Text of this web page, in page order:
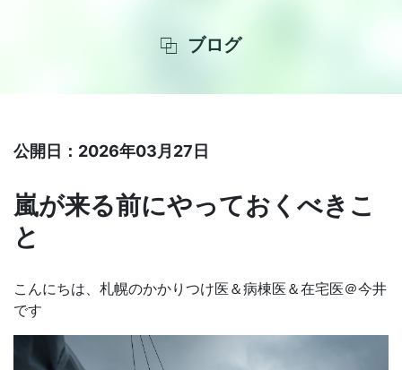
ブログ
公開日：2026年03月27日
嵐が来る前にやっておくべきこ
と
こんにちは、札幌のかかりつけ医＆病棟医＆在宅医＠今井
です